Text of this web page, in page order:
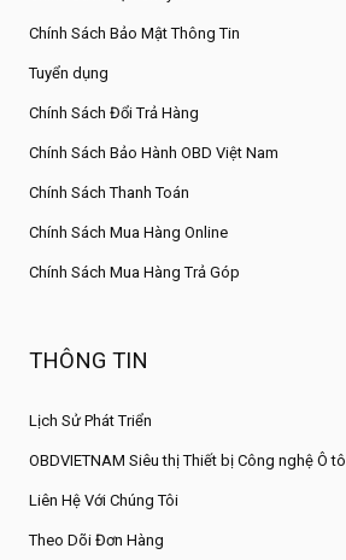
Chính Sách Bảo Mật Thông Tin
Tuyển dụng
Chính Sách Đổi Trả Hàng
Chính Sách Bảo Hành OBD Việt Nam
Chính Sách Thanh Toán
Chính Sách Mua Hàng Online
Chính Sách Mua Hàng Trả Góp
THÔNG TIN
Lịch Sử Phát Triển
OBDVIETNAM Siêu thị Thiết bị Công nghệ Ô tô
Liên Hệ Với Chúng Tôi
Theo Dõi Đơn Hàng